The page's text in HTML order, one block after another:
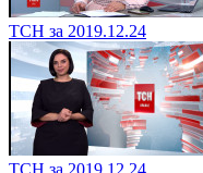
ТСН за 2019.12.24
ТСН за 2019.12.24